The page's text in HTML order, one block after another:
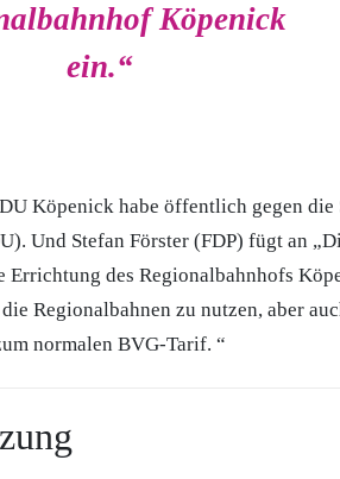
Köpenick
ein.“
Köpenick habe öffentlich gegen
Und Stefan Förster (FDP) fügt an
des Regionalbahnhofs
Regionalbahnen zu nutzen, aber
normalen BVG-Tarif. “